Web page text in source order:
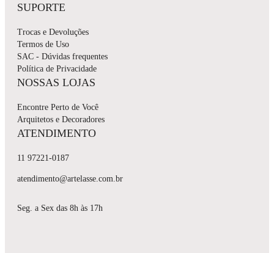
SUPORTE
Trocas e Devoluções
Termos de Uso
SAC - Dúvidas frequentes
Política de Privacidade
NOSSAS LOJAS
Encontre Perto de Você
Arquitetos e Decoradores
ATENDIMENTO
11 97221-0187
atendimento@artelasse.com.br
Seg. a Sex das 8h às 17h